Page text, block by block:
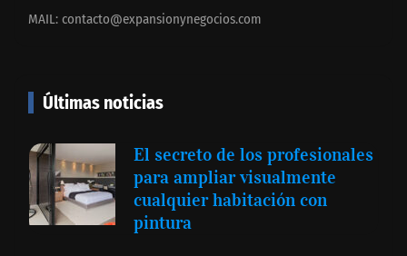
MAIL: contacto@expansionynegocios.com
Últimas noticias
El secreto de los profesionales
para ampliar visualmente
cualquier habitación con
pintura